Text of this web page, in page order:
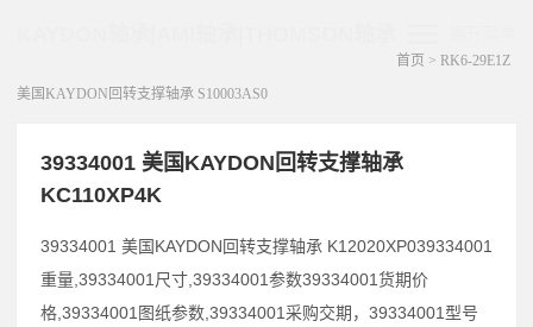
首页 > RK6-29E1Z
美国KAYDON回转支撑轴承 S10003AS0
39334001 美国KAYDON回转支撑轴承
KC110XP4K
39334001 美国KAYDON回转支撑轴承 K12020XP039334001
重量,39334001尺寸,39334001参数39334001货期价
格,39334001图纸参数,39334001采购交期，39334001型号